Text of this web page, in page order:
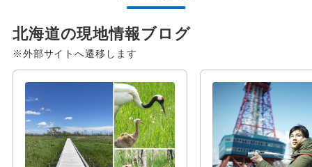
北海道の現地情報ブログ
※外部サイトへ遷移します